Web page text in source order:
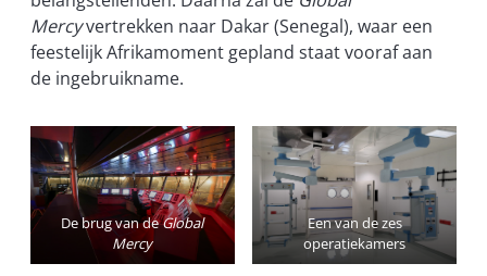
Mercyvertrekken naar Dakar (Senegal), waar een
feestelijk Afrikamoment gepland staat vooraf aan
de ingebruikname.
De brug van deGlobal
Mercy
Een van de zes
operatiekamers